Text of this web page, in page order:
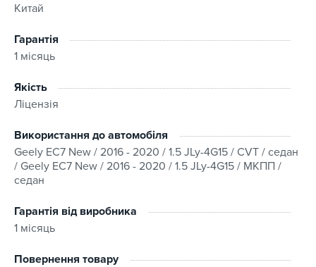
Китай
Гарантія
1 місяць
Якість
Ліцензія
Використання до автомобіля
Geely EC7 New / 2016 - 2020 / 1.5 JLy-4G15 / CVT / седан
/ Geely EC7 New / 2016 - 2020 / 1.5 JLy-4G15 / МКПП /
седан
Гарантія від виробника
1 місяць
Повернення товару